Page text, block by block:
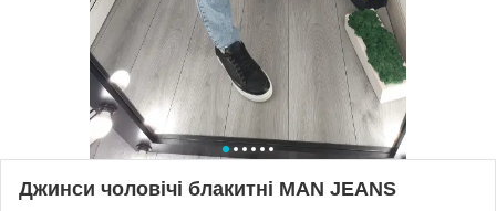
Джинси чоловічі блакитні MAN JEANS